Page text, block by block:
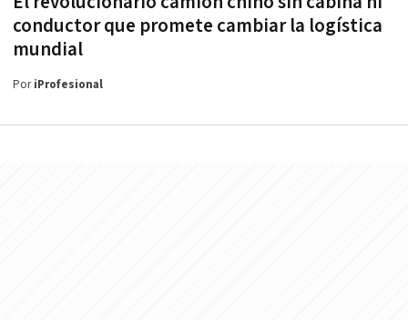
conductor que promete cambiar la logística
mundial
PoriProfesional